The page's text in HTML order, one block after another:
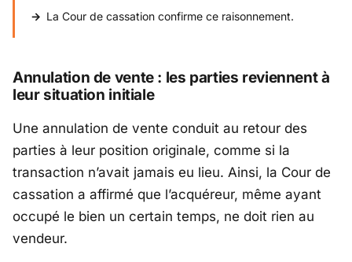
La Cour de cassation confirme ce raisonnement.
Annulation de vente : les parties reviennent à
leur situation initiale
Une annulation de vente conduit au retour des
parties à leur position originale, comme si la
transaction n’avait jamais eu lieu. Ainsi, la Cour de
cassation a affirmé que l’acquéreur, même ayant
occupé le bien un certain temps, ne doit rien au
vendeur.